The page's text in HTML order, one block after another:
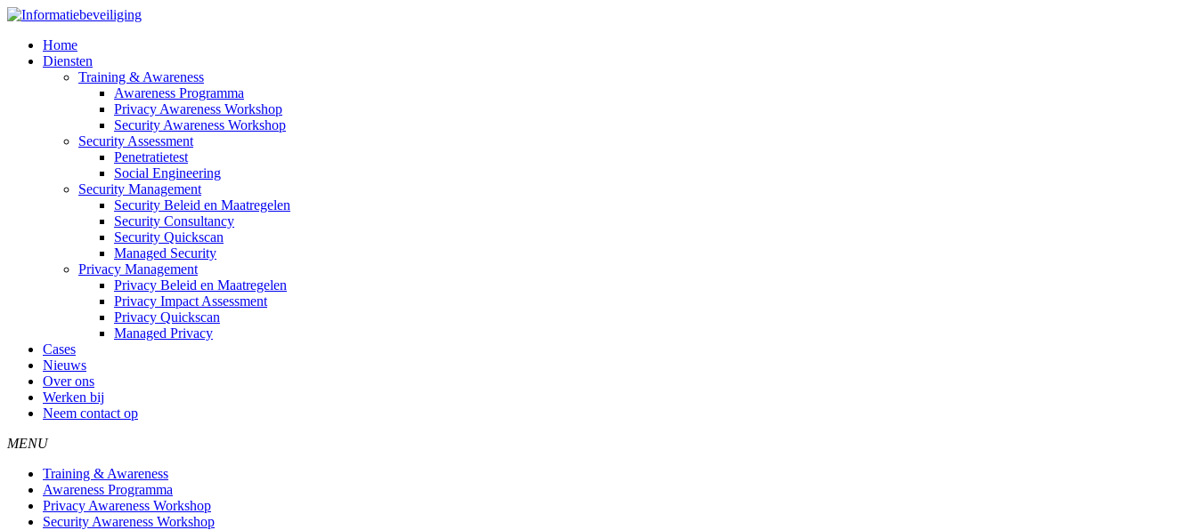
Home
Diensten
Training & Awareness
Awareness Programma
Privacy Awareness Workshop
Security Awareness Workshop
Security Assessment
Penetratietest
Social Engineering
Security Management
Security Beleid en Maatregelen
Security Consultancy
Security Quickscan
Managed Security
Privacy Management
Privacy Beleid en Maatregelen
Privacy Impact Assessment
Privacy Quickscan
Managed Privacy
Cases
Nieuws
Over ons
Werken bij
Neem contact op
MENU
Training & Awareness
Awareness Programma
Privacy Awareness Workshop
Security Awareness Workshop